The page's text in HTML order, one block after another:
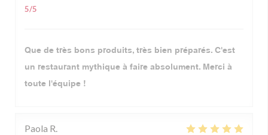
5/5
Que de très bons produits, très bien préparés. C'est
un restaurant mythique à faire absolument. Merci à
toute l'équipe !
Paola R